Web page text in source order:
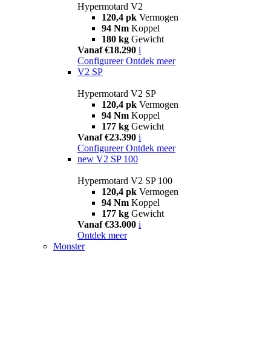
Hypermotard V2
120,4 pk Vermogen
94 Nm Koppel
180 kg Gewicht
Vanaf €18.290 i
Configureer Ontdek meer
V2 SP
Hypermotard V2 SP
120,4 pk Vermogen
94 Nm Koppel
177 kg Gewicht
Vanaf €23.390 i
Configureer Ontdek meer
new V2 SP 100
Hypermotard V2 SP 100
120,4 pk Vermogen
94 Nm Koppel
177 kg Gewicht
Vanaf €33.000 i
Ontdek meer
Monster